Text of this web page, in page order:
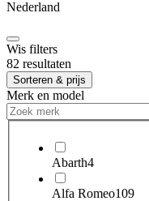
Nederland
Wis filters
82 resultaten
Sorteren & prijs
Merk en model
Abarth4
Alfa Romeo109